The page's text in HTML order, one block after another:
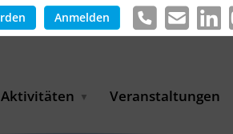
Anmelden
Aktivitäten Veranstaltungen